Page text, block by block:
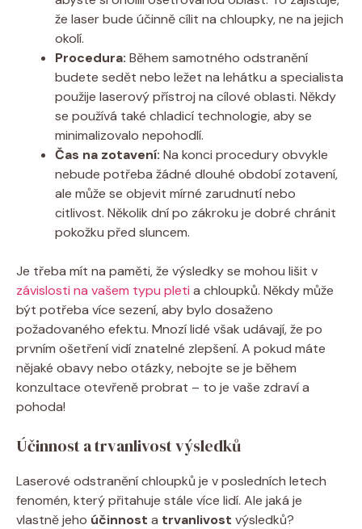
že laser bude účinně cílit na chloupky, ne na jejich
okolí.
Procedura: Během samotného odstranění
budete sedět nebo ležet na lehátku a specialista
použije laserový přístroj na cílové oblasti. Někdy
se používá také chladicí technologie, aby se
minimalizovalo nepohodlí.
Čas na zotavení: Na konci procedury obvykle
nebude potřeba žádné dlouhé období zotavení,
ale může se objevit mírné zarudnutí nebo
citlivost. Několik dní po zákroku je dobré chránit
pokožku před sluncem.
Je třeba mít na paměti, že výsledky se mohou lišit v
závislosti na vašem typu pleti a chloupků. Někdy může
být potřeba více sezení, aby bylo dosaženo
požadovaného efektu. Mnozí lidé však udávají, že po
prvním ošetření vidí znatelné zlepšení. A pokud máte
nějaké obavy nebo otázky, nebojte se je během
konzultace otevřeně probrat – to je vaše zdraví a
pohoda!
Účinnost a trvanlivost výsledků
Laserové odstranění chloupků je v posledních letech
fenomén, který přitahuje stále více lidí. Ale jaká je
vlastně jeho účinnost a trvanlivost výsledků?